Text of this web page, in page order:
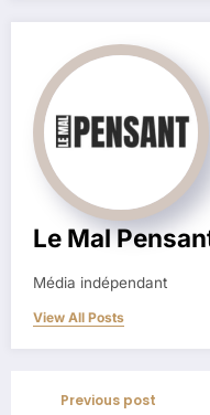
Le Mal
Média indépendant
View All Posts
Previous post